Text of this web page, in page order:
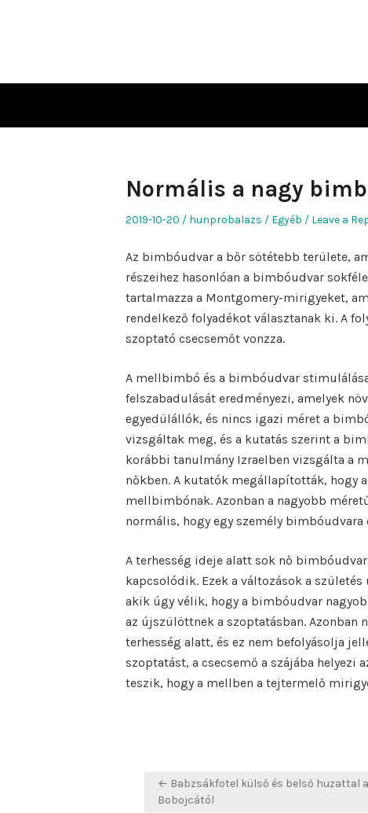
Normális a nagy
Posted
2019-10-20 Author
hunprobalazs
Posted
Egyéb Leave a
Az bimbóudvar a bőr sötétebb területe,
részeihez hasonlóan a bimbóudvar
tartalmazza a Montgomery-mirigyeket,
rendelkező folyadékot választanak ki. A
szoptató csecsemőt vonzza.
A mellbimbó és a bimbóudvar
felszabadulását eredményezi, amelyek
egyedülállók, és nincs igazi méret a
vizsgáltak meg, és a kutatás szerint a
korábbi tanulmány Izraelben vizsgálta a
nőkben. A kutatók megállapították, hogy
mellbimbónak. Azonban a nagyobb
normális, hogy egy személy
A terhesség ideje alatt sok nő
kapcsolódik. Ezek a változások a
akik úgy vélik, hogy a bimbóudvar
az újszülöttnek a szoptatásban. Azonban
terhesség alatt, és ez nem befolyásolja
szoptatást, a csecsemő a szájába helyezi
teszik, hogy a mellben a tejtermelő
Bejegyzés
navigáció
← Babzsákfotel külső és belső huzattal a
Bobojcától